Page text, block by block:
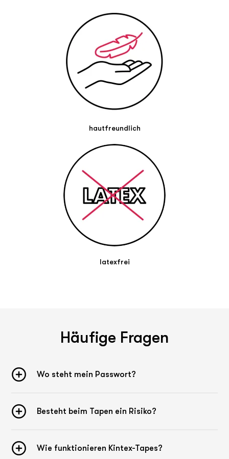
Mundwinkel oder Kinnpartie. Du kannst sie punktuell
einsetzen, um die Haut zu entspannen und dir kleine,
bewusste Auszeiten zu gönnen.
Die Anwendung ist einfach: Reinige dein Gesicht gründlich,
trockne es gut ab, löse das Tape vorsichtig vom Trägerpapier,
platziere es auf der gewünschten Gesichtspartie, drücke es
sanft an und belasse es so lange, wie es für dich angenehm
ist. Nach der Nutzung kannst du es behutsam wieder
Nutze das FaceTape regelmäßig als Teil deiner Pflegeroutine.
Lagere es kühl, trocken und geschützt vor direkter
Sonneneinstrahlung. Das Tape darf nur auf gesunder,
unverletzter Haut angewendet werden. Falls Hautreizungen
auftreten, entferne das Tape sofort. Bitte wende dich bei
Fragen oder Unklarheiten an einen Arzt oder Therapeuten.
Unsere Experten kannst du gerne unter
experten@kintex.de
hautfreundlich
latexfrei
Häufige Fragen
Wo steht mein Passwort?
Besteht beim Tapen ein Risiko?
Wie funktionieren Kintex-Tapes?